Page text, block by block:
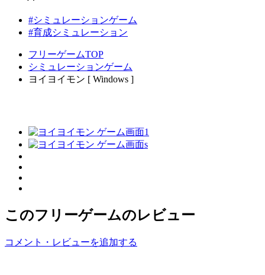
#シミュレーションゲーム
#育成シミュレーション
フリーゲームTOP
シミュレーションゲーム
ヨイヨイモン [ Windows ]
このフリーゲームのレビュー
コメント・レビューを追加する